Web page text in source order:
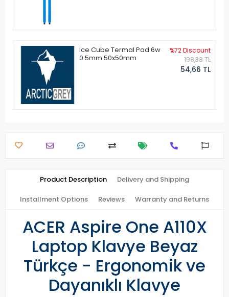
Ice Cube Termal Pad 6w
0.5mm 50x50mm
%72 Discount
198,38 TL
54,66 TL
Product Description Delivery and Shipping
Installment Options Reviews Warranty and Returns
ACER Aspire One A110X
Laptop Klavye Beyaz
Türkçe - Ergonomik ve
Dayanıklı Klavye